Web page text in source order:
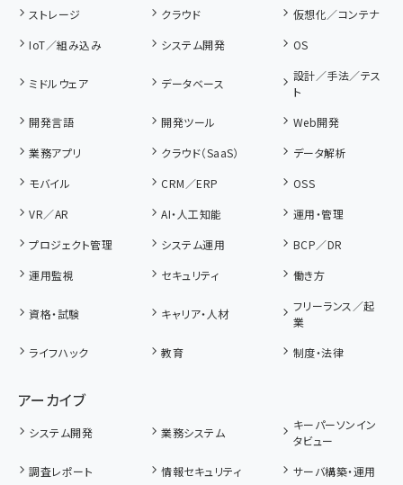
ストレージ
クラウド
仮想化／コンテナ
IoT／組み込み
システム開発 OS
ミドルウェア データベース
設計／手法／テス
ト
開発言語
開発ツール
Web開発
業務アプリ
クラウド（SaaS）
データ解析
モバイル
CRM／ERP
OSS
VR／AR
AI・人工知能
運用・管理
プロジェクト管理
システム運用
BCP／DR
運用監視
セキュリティ 働き方
資格・試験 キャリア・人材
フリーランス／起
業
ライフハック
教育 制度・法律
アーカイブ
システム開発 業務システム
キーパーソンイン
タビュー
調査レポート
情報セキュリティ
サーバ構築・運用